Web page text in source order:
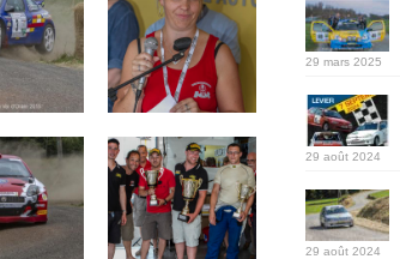
29 mars 2025
29 août 2024
29 août 2024